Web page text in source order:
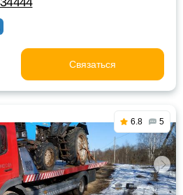
Связаться
6.8 5